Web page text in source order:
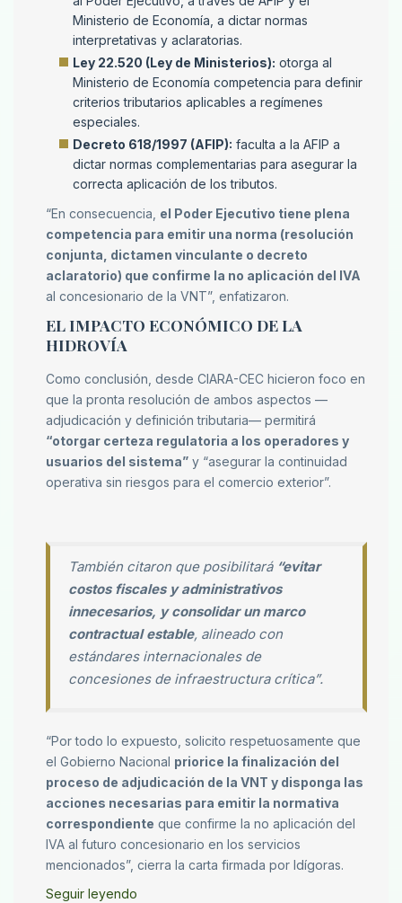
Ministerio de Economía, a dictar normas
interpretativas y aclaratorias.
Ley 22.520 (Ley de Ministerios): otorga al
Ministerio de Economía competencia para definir
criterios tributarios aplicables a regímenes
especiales.
Decreto 618/1997 (AFIP): faculta a la AFIP a
dictar normas complementarias para asegurar la
correcta aplicación de los tributos.
“En consecuencia, el Poder Ejecutivo tiene plena
competencia para emitir una norma (resolución
conjunta, dictamen vinculante o decreto
aclaratorio) que confirme la no aplicación del IVA
al concesionario de la VNT”, enfatizaron.
EL IMPACTO ECONÓMICO DE LA
HIDROVÍA
Como conclusión, desde CIARA-CEC hicieron foco en
que la pronta resolución de ambos aspectos —
adjudicación y definición tributaria— permitirá
“otorgar certeza regulatoria a los operadores y
usuarios del sistema” y “asegurar la continuidad
operativa sin riesgos para el comercio exterior”.
También citaron que posibilitará“evitar
costos fiscales y administrativos
innecesarios, y consolidar un marco
contractual estable, alineado con
estándares internacionales de
concesiones de infraestructura crítica”.
“Por todo lo expuesto, solicito respetuosamente que
el Gobierno Nacional priorice la finalización del
proceso de adjudicación de la VNT y disponga las
acciones necesarias para emitir la normativa
correspondiente que confirme la no aplicación del
IVA al futuro concesionario en los servicios
mencionados”, cierra la carta firmada por Idígoras.
Seguir leyendo